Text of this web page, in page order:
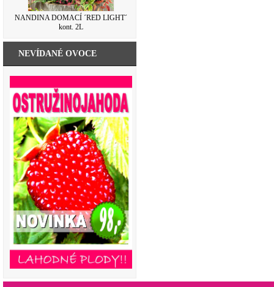
NANDINA DOMACÍ ´RED LIGHT´
kont. 2L
NEVÍDANÉ OVOCE